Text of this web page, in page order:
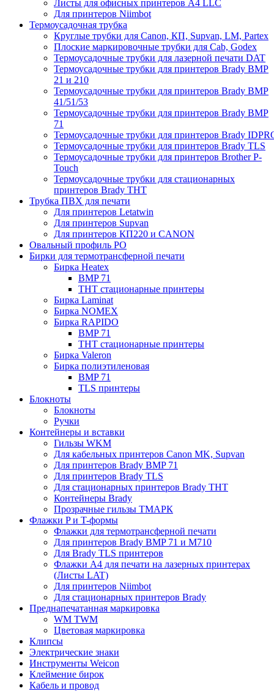
Листы для офисных принтеров А4 LLC
Для принтеров Niimbot
Термоусадочная трубка
Круглые трубки для Canon, КП, Supvan, LM, Partex
Плоские маркировочные трубки для Cab, Godex
Термоусадочные трубки для лазерной печати DAT
Термоусадочные трубки для принтеров Brady BMP
21 и 210
Термоусадочные трубки для принтеров Brady BMP
41/51/53
Термоусадочные трубки для принтеров Brady BMP
71
Термоусадочные трубки для принтеров Brady
Термоусадочные трубки для принтеров Brady TLS
Термоусадочные трубки для принтеров Brother P-
Touch
Термоусадочные трубки для стационарных
принтеров Brady THT
Трубка ПВХ для печати
Для принтеров Letatwin
Для принтеров Supvan
Для принтеров КП220 и CANON
Овальный профиль PO
Бирки для термотрансферной печати
Бирка Heatex
BMP 71
THT стационарные принтеры
Бирка Laminat
Бирка NOMEX
Бирка RAPIDO
BMP 71
THT стационарные принтеры
Бирка Valeron
Бирка полиэтиленовая
BMP 71
TLS принтеры
Блокноты
Блокноты
Ручки
Контейнеры и вставки
Гильзы WKM
Для кабельных принтеров Canon MK, Supvan
Для принтеров Brady BMP 71
Для принтеров Brady TLS
Для стационарных принтеров Brady THT
Контейнеры Brady
Прозрачные гильзы ТМАРК
Флажки P и T-формы
Флажки для термотрансферной печати
Для принтеров Brady BMP 71 и M710
Для Brady TLS принтеров
Флажки A4 для печати на лазерных принтерах
(Листы LAT)
Для принтеров Niimbot
Для стационарных принтеров Brady
Преднапечатанная маркировка
WM TWM
Цветовая маркировка
Клипсы
Электрические знаки
Инструменты Weicon
Клеймение бирок
Кабель и провод